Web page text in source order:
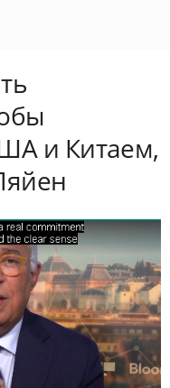
и Китаем,